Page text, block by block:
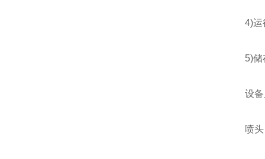
4)运行
5)储存
设备尺
喷头：